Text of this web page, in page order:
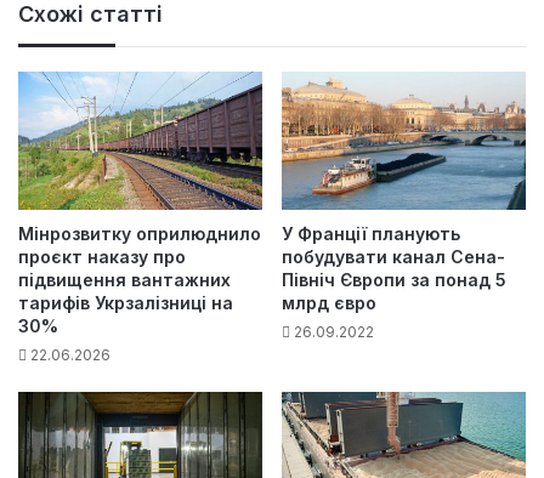
Схожі статті
Мінрозвитку оприлюднило
проєкт наказу про
підвищення вантажних
тарифів Укрзалізниці на
30%
22.06.2026
У Франції планують
побудувати канал Сена-
Північ Європи за понад 5
млрд євро
26.09.2022